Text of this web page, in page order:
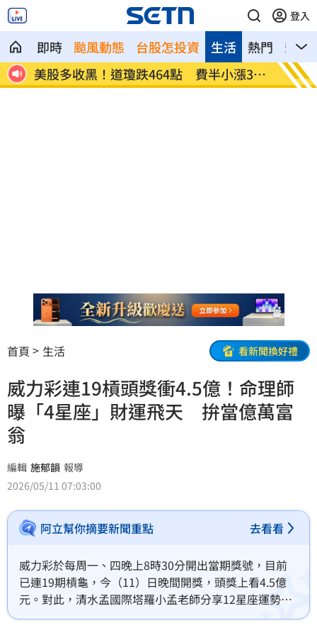
登入
即時 颱風動態 台股怎投資 熱門 影音
生活
今迎立秋！「5星座、5生肖」財運旺到爆 白海
首頁 生活 看新聞換好禮
威力彩連19槓頭獎衝4.5億！命理師
曝「4星座」財運飛天 拚當億萬富
翁
編輯 施郁韻 報導
2026/05/11 07:03:00
阿立幫你摘要新聞重點 去看看
威力彩於每周一、四晚上8時30分開出當期獎號，目前
已連19期槓龜，今（11）日晚間開獎，頭獎上看4.5億
元。對此，清水孟國際塔羅小孟老師分享12星座運勢，
有4星座財運、投資運旺翻，民眾可把握機會。